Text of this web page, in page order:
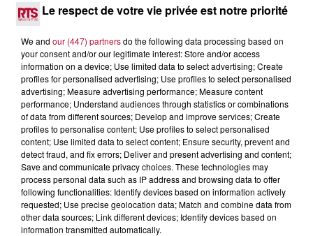
NOS IDÉES DE SORTIE POUR CE WEEK-END
rendez-vous à ne pas manquer dans le coin. Que vous ayez
envie de voyager à l'autre bout du monde,...
Le respect de votre vie privée est notre priorité
We and our (447) partnersdo the following data processing based on
your consent and/or our legitimate interest: Store and/or access
information on a device; Use limited data to select advertising; Create
profiles for personalised advertising; Use profiles to select personalised
advertising; Measure advertising performance; Measure content
performance; Understand audiences through statistics or combinations
of data from different sources; Develop and improve services; Create
profiles to personalise content; Use profiles to select personalised
content; Use limited data to select content; Ensure security, prevent and
detect fraud, and fix errors; Deliver and present advertising and content;
Save and communicate privacy choices. These technologies may
process personal data such as IP address and browsing data to offer
following functionalities: Identify devices based on information actively
requested; Use precise geolocation data; Match and combine data from
other data sources; Link different devices; Identify devices based on
information transmitted automatically.